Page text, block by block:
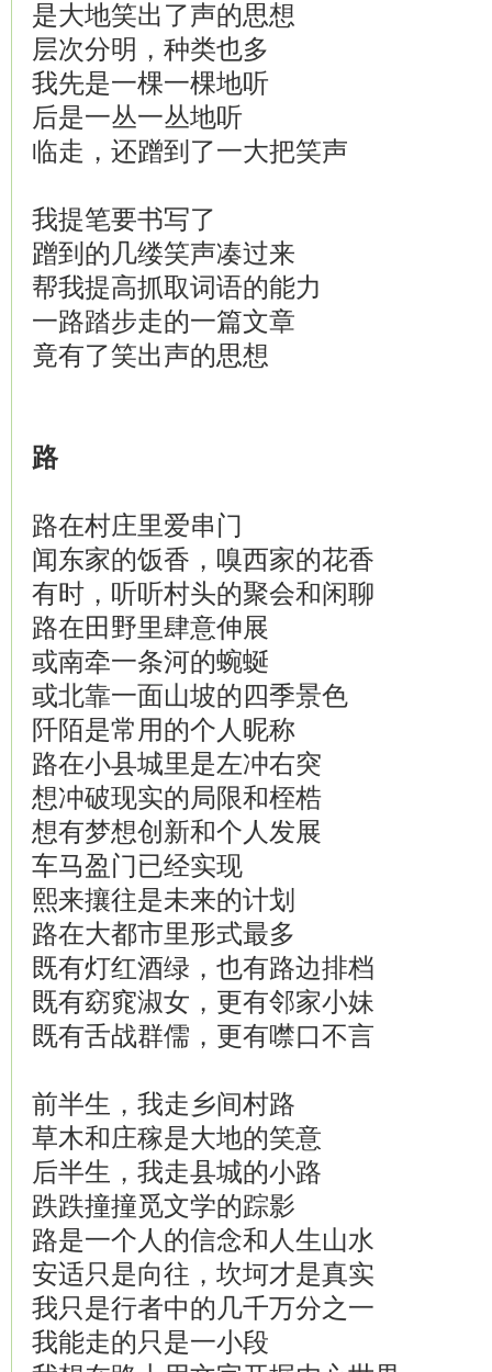
是大地笑出了声的思想
层次分明，种类也多
我先是一棵一棵地听
后是一丛一丛地听
临走，还蹭到了一大把笑声
我提笔要书写了
蹭到的几缕笑声凑过来
帮我提高抓取词语的能力
一路踏步走的一篇文章
竟有了笑出声的思想
路
路在村庄里爱串门
闻东家的饭香，嗅西家的花香
有时，听听村头的聚会和闲聊
路在田野里肆意伸展
或南牵一条河的蜿蜒
或北靠一面山坡的四季景色
阡陌是常用的个人昵称
路在小县城里是左冲右突
想冲破现实的局限和桎梏
想有梦想创新和个人发展
车马盈门已经实现
熙来攘往是未来的计划
路在大都市里形式最多
既有灯红酒绿，也有路边排档
既有窈窕淑女，更有邻家小妹
既有舌战群儒，更有噤口不言
前半生，我走乡间村路
草木和庄稼是大地的笑意
后半生，我走县城的小路
跌跌撞撞觅文学的踪影
路是一个人的信念和人生山水
安适只是向往，坎坷才是真实
我只是行者中的几千万分之一
我能走的只是一小段